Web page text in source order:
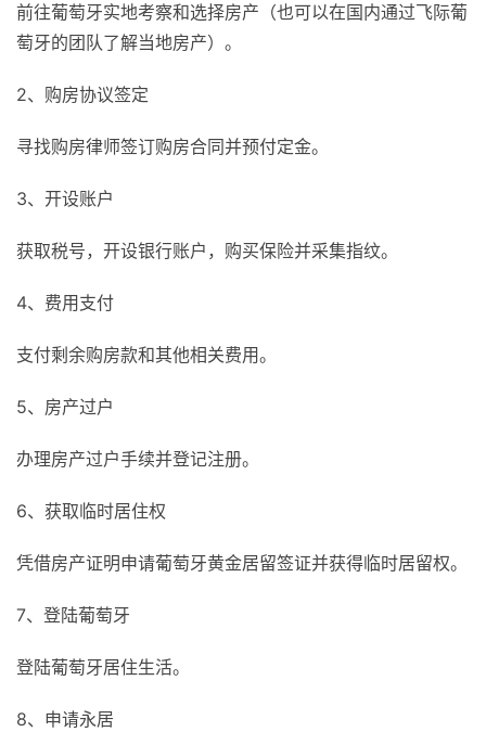
前往葡萄牙实地考察和选择房产（也可以在国内通过飞际葡
萄牙的团队了解当地房产）。
2、购房协议签定
寻找购房律师签订购房合同并预付定金。
3、开设账户
获取税号，开设银行账户，购买保险并采集指纹。
4、费用支付
支付剩余购房款和其他相关费用。
5、房产过户
办理房产过户手续并登记注册。
6、获取临时居住权
凭借房产证明申请葡萄牙黄金居留签证并获得临时居留权。
7、登陆葡萄牙
登陆葡萄牙居住生活。
8、申请永居